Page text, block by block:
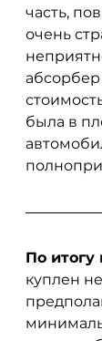
часть,
очень
была в
По
куплен